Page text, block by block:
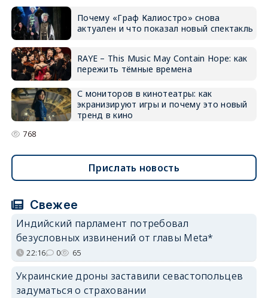
Почему «Граф Калиостро» снова
актуален и что показал новый спектакль
RAYE – This Music May Contain Hope: как
пережить тёмные времена
С мониторов в кинотеатры: как
экранизируют игры и почему это новый
тренд в кино
768
Прислать новость
Свежее
Индийский парламент потребовал
безусловных извинений от главы Meta*
22:16 0 65
Украинские дроны заставили севастопольцев
задуматься о страховании